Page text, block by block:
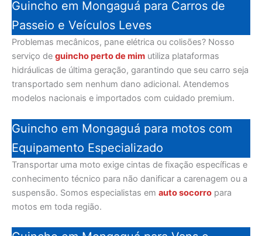
Guincho em Mongaguá para Carros de
Passeio e Veículos Leves
Problemas mecânicos, pane elétrica ou colisões? Nosso
serviço de guincho perto de mim utiliza plataformas
hidráulicas de última geração, garantindo que seu carro seja
transportado sem nenhum dano adicional. Atendemos
modelos nacionais e importados com cuidado premium.
Guincho em Mongaguá para motos com
Equipamento Especializado
Transportar uma moto exige cintas de fixação específicas e
conhecimento técnico para não danificar a carenagem ou a
suspensão. Somos especialistas em auto socorro para
motos em toda região.